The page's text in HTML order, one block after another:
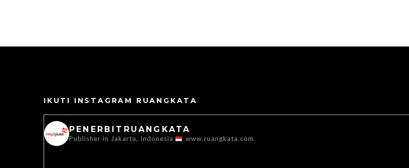
IKUTI INSTAGRAM RUANGKATA
PENERBITRUANGKATA
Publisher in Jakarta, Indonesia www.ruangkata.com